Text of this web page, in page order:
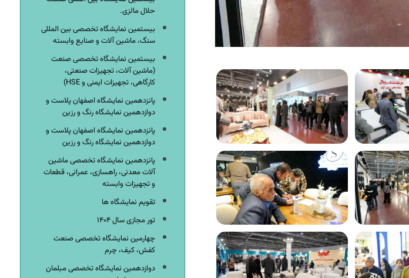
حلال مالزی.
بیستمین نمایشگاه تخصصی بین المللی
سنگ، ماشین آلات و صنایع وابسته
بیستمین نمایشگاه تخصصی صنعت
(ماشین آلات، تجهیزات صنعتی،
کارگاهی، تجهیزات ایمنی و HSE)
پانزدهمین نمایشگاه اصفهان پلاست و
دوازدهمین نمایشگاه رنگ و رزین
پانزدهمین نمایشگاه اصفهان پلاست و
دوازدهمین نمایشگاه رنگ و رزین
پانزدهمین نمایشگاه تخصصی ماشین
آلات معدنی، راهسازی، عمرانی، قطعات
و تجهیزات وابسته
تقویم نمایشگاه ها
تور مجازی سال ۱۴۰۴
چهارمین نمایشگاه تخصصی صنعت
کفش، کیف، چرم
دوازدهمین نمایشگاه تخصصی مبلمان